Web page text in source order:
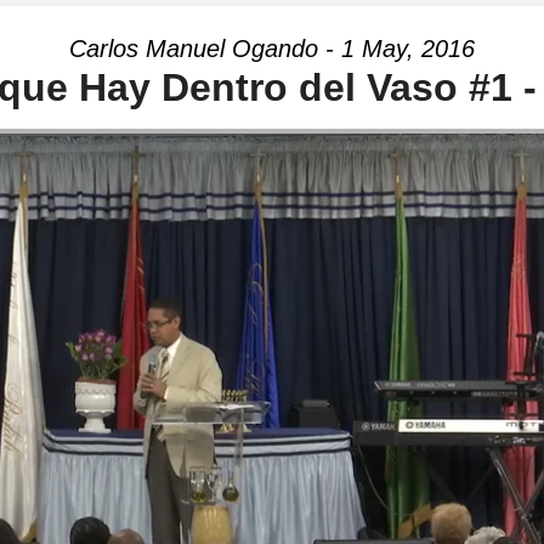
Carlos Manuel Ogando - 1 May, 2016
Hay Dentro del Vaso #1 -